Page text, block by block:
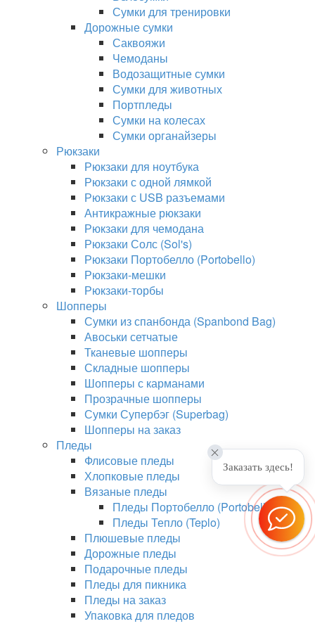
Сумки для тренировки
Дорожные сумки
Саквояжи
Чемоданы
Водозащитные сумки
Сумки для животных
Портпледы
Сумки на колесах
Сумки органайзеры
Рюкзаки
Рюкзаки для ноутбука
Рюкзаки с одной лямкой
Рюкзаки с USB разъемами
Антикражные рюкзаки
Рюкзаки для чемодана
Рюкзаки Солс (Sol's)
Рюкзаки Портобелло (Portobello)
Рюкзаки-мешки
Рюкзаки-торбы
Шопперы
Сумки из спанбонда (Spanbond Bag)
Авоськи сетчатые
Тканевые шопперы
Складные шопперы
Шопперы с карманами
Прозрачные шопперы
Сумки Супербэг (Superbag)
Шопперы на заказ
Пледы
Флисовые пледы
Хлопковые пледы
Вязаные пледы
Пледы Портобелло (Portobello)
Пледы Тепло (Teplo)
Плюшевые пледы
Дорожные пледы
Подарочные пледы
Пледы для пикника
Пледы на заказ
Упаковка для пледов
Заказать здесь!